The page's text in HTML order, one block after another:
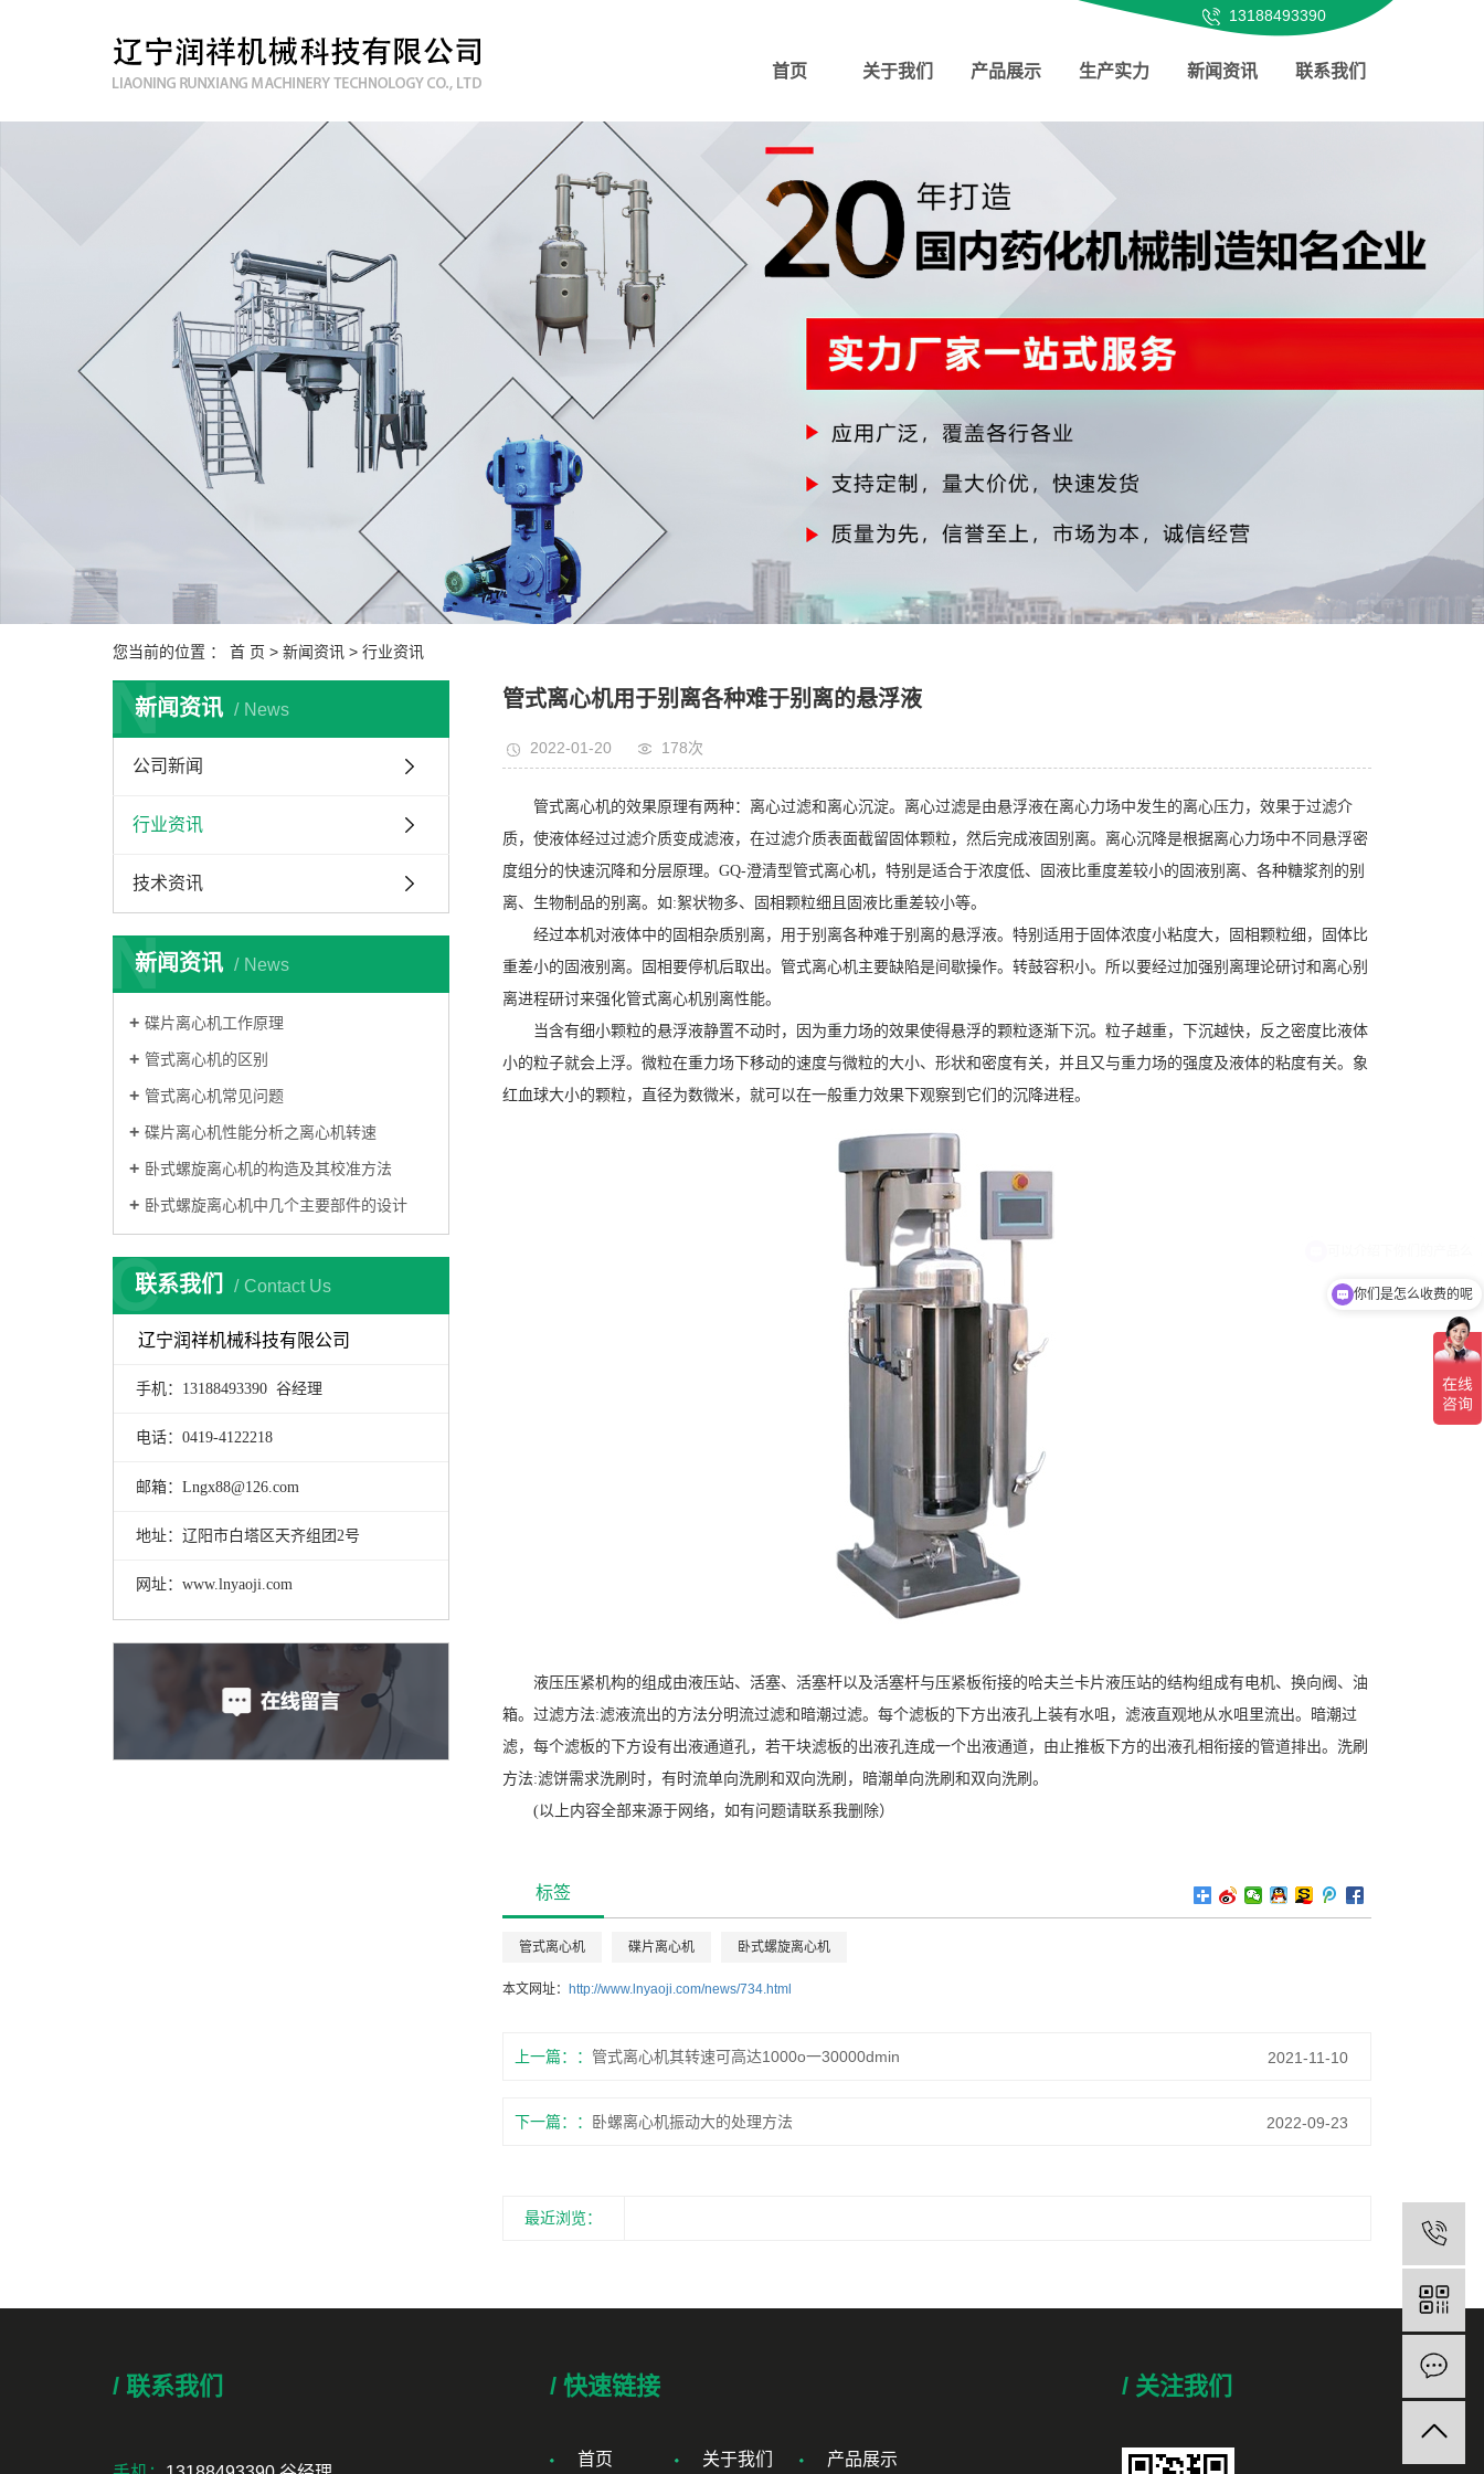
13188493390
首页 关于我们 产品展示 生产实力 新闻资讯 联系我们
您当前的位置 ： 首 页 > 新闻资讯 > 行业资讯
新闻资讯 News
N
公司新闻
行业资讯
技术资讯
新闻资讯 News
N
碟片离心机工作原理
管式离心机的区别
管式离心机常见问题
碟片离心机性能分析之离心机转速
卧式螺旋离心机的构造及其校准方法
卧式螺旋离心机中几个主要部件的设计
联系我们 Contact Us
C
辽宁润祥机械科技有限公司
手机：13188493390 谷经理
电话：0419-4122218
邮箱：Lngx88@126.com
地址：辽阳市白塔区天齐组团2号
网址：www.lnyaoji.com
管式离心机用于别离各种难于别离的悬浮液
2022-01-20 178次
管式离心机的效果原理有两种：离心过滤和离心沉淀。离心过滤是由悬浮液在离心力场中发生的离心压力，效果于过滤介
质，使液体经过过滤介质变成滤液，在过滤介质表面截留固体颗粒，然后完成液固别离。离心沉降是根据离心力场中不同悬浮密
度组分的快速沉降和分层原理。GQ-澄清型管式离心机，特别是适合于浓度低、固液比重度差较小的固液别离、各种糖浆剂的别
离、生物制品的别离。如:絮状物多、固相颗粒细且固液比重差较小等。
经过本机对液体中的固相杂质别离，用于别离各种难于别离的悬浮液。特别适用于固体浓度小粘度大，固相颗粒细，固体比
重差小的固液别离。固相要停机后取出。管式离心机主要缺陷是间歇操作。转鼓容积小。所以要经过加强别离理论研讨和离心别
离进程研讨来强化管式离心机别离性能。
当含有细小颗粒的悬浮液静置不动时，因为重力场的效果使得悬浮的颗粒逐渐下沉。粒子越重，下沉越快，反之密度比液体
小的粒子就会上浮。微粒在重力场下移动的速度与微粒的大小、形状和密度有关，并且又与重力场的强度及液体的粘度有关。象
红血球大小的颗粒，直径为数微米，就可以在一般重力效果下观察到它们的沉降进程。
液压压紧机构的组成由液压站、活塞、活塞杆以及活塞杆与压紧板衔接的哈夫兰卡片液压站的结构组成有电机、换向阀、油
箱。过滤方法:滤液流出的方法分明流过滤和暗潮过滤。每个滤板的下方出液孔上装有水咀，滤液直观地从水咀里流出。暗潮过
滤，每个滤板的下方设有出液通道孔，若干块滤板的出液孔连成一个出液通道，由止推板下方的出液孔相衔接的管道排出。洗刷
方法:滤饼需求洗刷时，有时流单向洗刷和双向洗刷，暗潮单向洗刷和双向洗刷。
(以上内容全部来源于网络，如有问题请联系我删除）
标签
管式离心机 碟片离心机 卧式螺旋离心机
本文网址： http://www.lnyaoji.com/news/734.html
上一篇： 管式离心机其转速可高达1000o一30000dmin 2021-11-10
下一篇： 卧螺离心机振动大的处理方法 2022-09-23
最近浏览：
/ 联系我们 / 快速链接
首页 关于我们 产品展示
/ 关注我们
你们是怎么收费的呢